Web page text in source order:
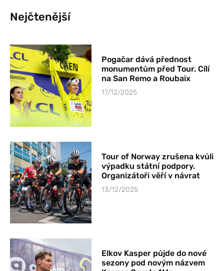
Nejčtenější
Pogačar dává přednost
monumentům před Tour. Cílí
na San Remo a Roubaix
17/12/2025
Tour of Norway zrušena kvůli
výpadku státní podpory.
Organizátoři věří v návrat
13/12/2025
Elkov Kasper půjde do nové
sezony pod novým názvem